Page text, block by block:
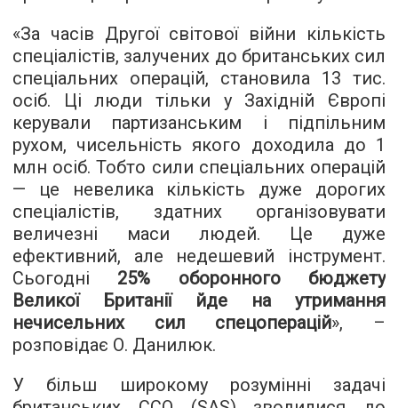
«За часів Другої світової війни кількість
спеціалістів, залучених до британських сил
спеціальних операцій, становила 13 тис.
осіб. Ці люди тільки у Західній Європі
керували партизанським і підпільним
рухом, чисельність якого доходила до 1
млн осіб. Тобто сили спеціальних операцій
— це невелика кількість дуже дорогих
спеціалістів, здатних організовувати
величезні маси людей. Це дуже
ефективний, але недешевий інструмент.
Сьогодні 25% оборонного бюджету
Великої Британії йде на утримання
нечисельних сил спецоперацій», –
розповідає О. Данилюк.
У більш широкому розумінні задачі